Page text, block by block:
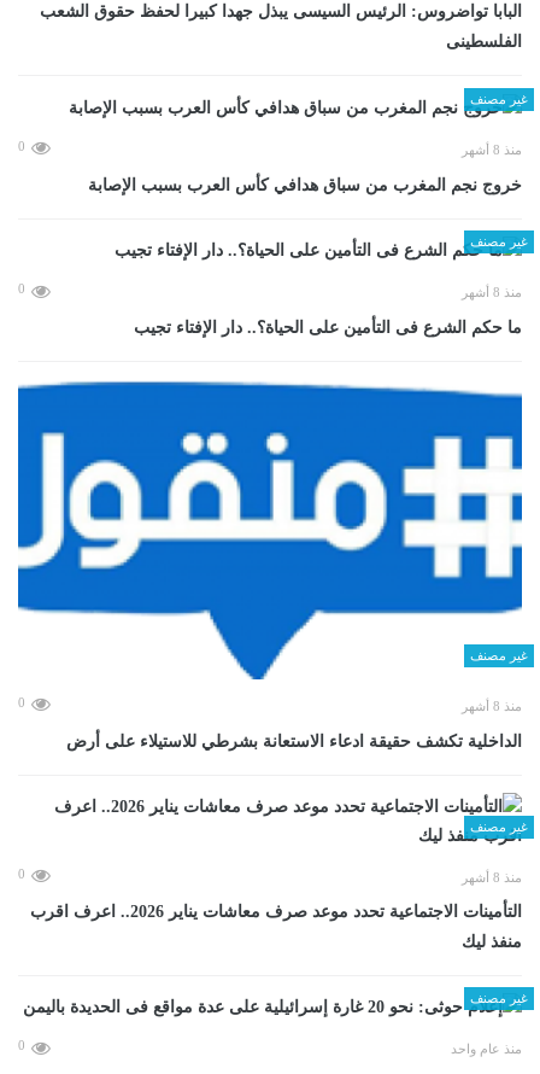
البابا تواضروس: الرئيس السيسى يبذل جهدا كبيرا لحفظ حقوق الشعب
الفلسطينى
غير مصنف
منذ 8 أشهر 0
خروج نجم المغرب من سباق هدافي كأس العرب بسبب الإصابة
غير مصنف
منذ 8 أشهر 0
ما حكم الشرع فى التأمين على الحياة؟.. دار الإفتاء تجيب
غير مصنف
منذ 8 أشهر 0
الداخلية تكشف حقيقة ادعاء الاستعانة بشرطي للاستيلاء على أرض
غير مصنف
منذ 8 أشهر 0
التأمينات الاجتماعية تحدد موعد صرف معاشات يناير 2026.. اعرف اقرب
منفذ ليك
غير مصنف
منذ عام واحد 0